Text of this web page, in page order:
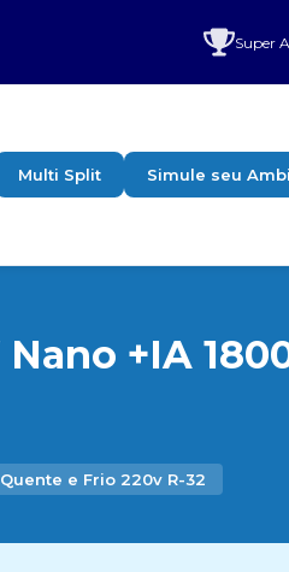
Super
Multi Split Simule seu
+IA
e Frio 220v R-32